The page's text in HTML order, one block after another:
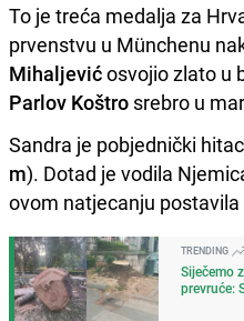
To je treća medalja za
prvenstvu u Münchenu
Mihaljevićosvojio zlato u
Parlov Koštro srebro u
Sandra je pobjednički
m). Dotad je vodila
ovom natjecanju
TRENDING
Siječemo
prevruće: